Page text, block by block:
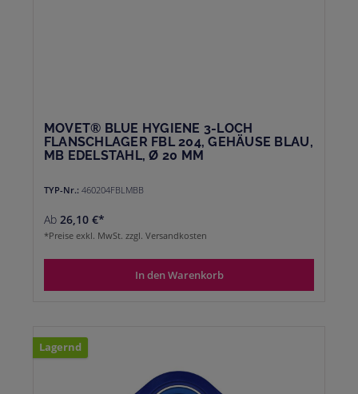
MOVET® BLUE HYGIENE 3-LOCH
FLANSCHLAGER FBL 204, GEHÄUSE BLAU,
MB EDELSTAHL, Ø 20 MM
TYP-Nr.: 460204FBLMBB
Ab 26,10 €*
*Preise exkl. MwSt. zzgl. Versandkosten
In den Warenkorb
Lagernd